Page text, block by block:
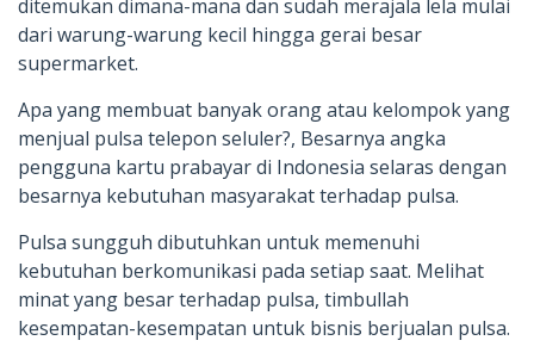
ditemukan dimana-mana dan sudah merajala lela mulai
dari warung-warung kecil hingga gerai besar
supermarket.
Apa yang membuat banyak orang atau kelompok yang
menjual pulsa telepon seluler?, Besarnya angka
pengguna kartu prabayar di Indonesia selaras dengan
besarnya kebutuhan masyarakat terhadap pulsa.
Pulsa sungguh dibutuhkan untuk memenuhi
kebutuhan berkomunikasi pada setiap saat. Melihat
minat yang besar terhadap pulsa, timbullah
kesempatan-kesempatan untuk bisnis berjualan pulsa.